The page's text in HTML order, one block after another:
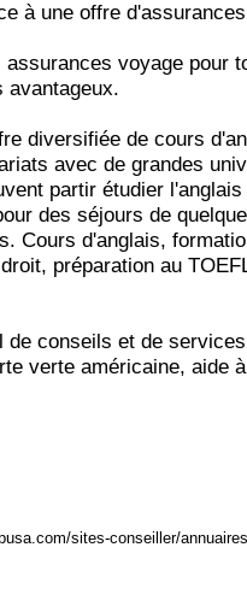
à une offre
voyage pour
avantageux.
diversifiée de cours
avec de grandes
partir étudier
des séjours de
Cours d'anglais,
préparation au
de conseils et de
verte américaine, aide
sites-conseiller/